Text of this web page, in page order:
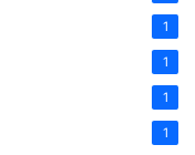
1
1
1
1